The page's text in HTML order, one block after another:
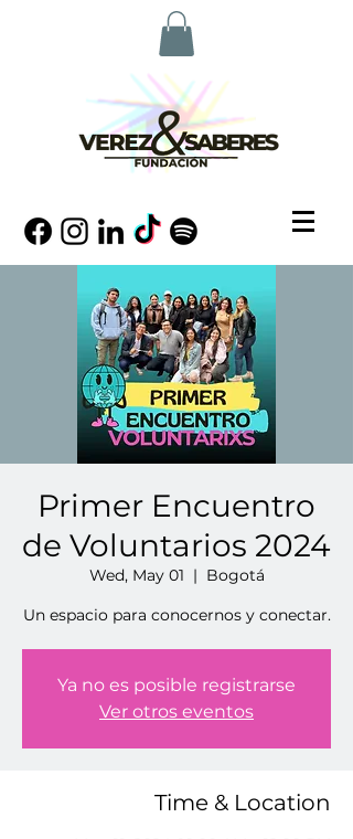
Primer Encuentro
de Voluntarios 2024
Wed, May 01
  |
Bogotá
Un espacio para conocernos y conectar.
Ya no es posible registrarse
Ver otros eventos
Time & Location